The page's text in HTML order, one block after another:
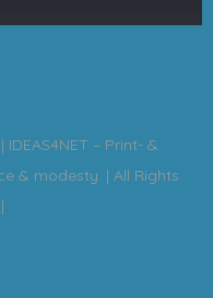
IDEAS4NET – Print- &
& modesty. | All Rights